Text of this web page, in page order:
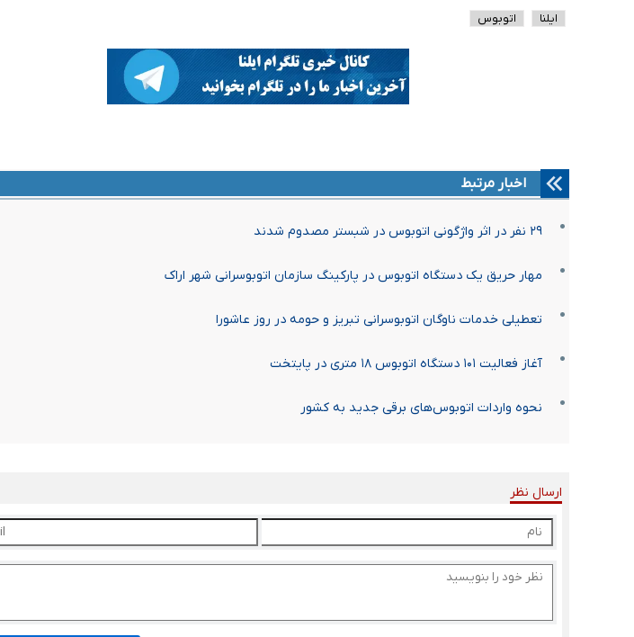
ایلنا اتوبوس
اخبار مرتبط
۲۹ نفر در اثر واژگونی اتوبوس در شبستر مصدوم شدند
مهار حریق یک دستگاه اتوبوس در پارکینگ سازمان اتوبوسرانی شهر اراک
تعطیلی خدمات ناوگان اتوبوسرانی تبریز و حومه در روز عاشورا
آغاز فعالیت ۱۰۱ دستگاه اتوبوس ۱۸ متری در پایتخت
نحوه واردات اتوبوس‌های برقی جدید به کشور
ارسال نظر